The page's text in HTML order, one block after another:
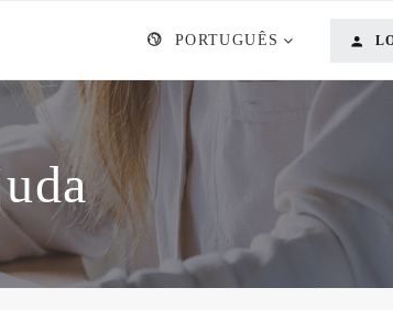
PORTUGUÊS